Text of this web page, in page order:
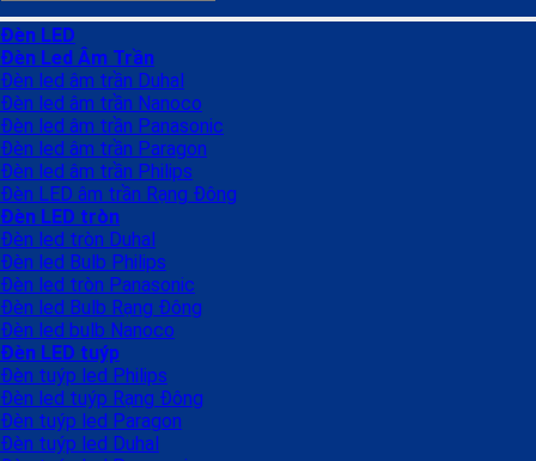
Đèn LED
Đèn Led Âm Trần
Đèn led âm trần Duhal
Đèn led âm trần Nanoco
Đèn led âm trần Panasonic
Đèn led âm trần Paragon
Đèn led âm trần Philips
Đèn LED âm trần Rạng Đông
Đèn LED tròn
Đèn led tròn Duhal
Đèn led Bulb Philips
Đèn led tròn Panasonic
Đèn led Bulb Rạng Đông
Đèn led bulb Nanoco
Đèn LED tuýp
Đèn tuýp led Philips
Đèn led tuýp Rạng Đông
Đèn tuýp led Paragon
Đèn tuýp led Duhal